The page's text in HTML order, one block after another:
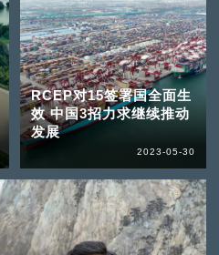
RCEP对15签署国全面生
效 中国3招力求继续推动
发展
2023-05-30